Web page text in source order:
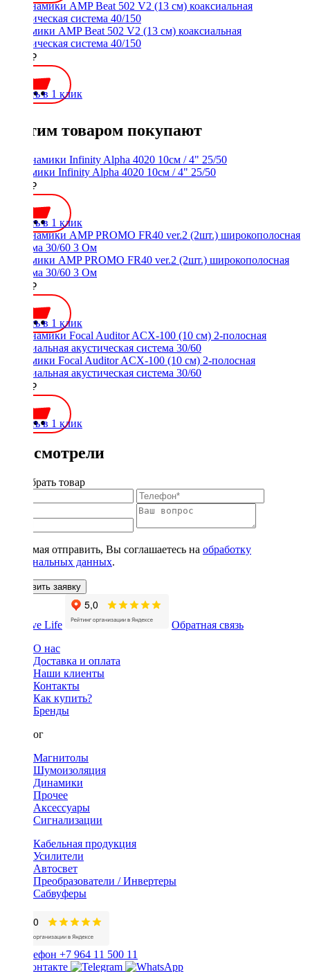
Динамики AMP Beat 502 V2 (13 см) коаксиальная
акустическая система 40/150
2200 ₽
Купить в 1 клик
С этим товаром покупают
Динамики Infinity Alpha 4020 10см / 4" 25/50
2800 ₽
Купить в 1 клик
Динамики AMP PROMO FR40 ver.2 (2шт.) широкополосная
система 30/60 3 Ом
1900 ₽
Купить в 1 клик
Динамики Focal Auditor ACX-100 (10 см) 2-полосная
коаксиальная акустическая система 30/60
5000 ₽
Купить в 1 клик
Вы смотрели
Подобрать товар
Нажимая отправить, Вы соглашаетесь на обработку
персональных данных.
Оставить заявку
Обратная связь
О нас
Доставка и оплата
Наши клиенты
Контакты
Как купить?
Бренды
Каталог
Магнитолы
Шумоизоляция
Динамики
Прочее
Аксессуары
Сигнализации
Кабельная продукция
Усилители
Автосвет
Преобразователи / Инвертеры
Сабвуферы
+7 964 11 500 11